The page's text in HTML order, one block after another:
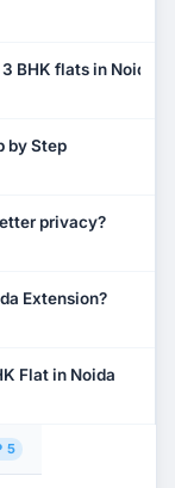
BHK flats in Noida?
by Step
privacy?
Extension?
Flat in Noida
5